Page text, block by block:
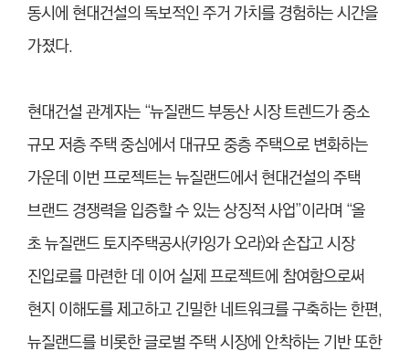
동시에 현대건설의 독보적인 주거 가치를 경험하는 시간을
가졌다.
현대건설 관계자는 “뉴질랜드 부동산 시장 트렌드가 중소
규모 저층 주택 중심에서 대규모 중층 주택으로 변화하는
가운데 이번 프로젝트는 뉴질랜드에서 현대건설의 주택
브랜드 경쟁력을 입증할 수 있는 상징적 사업”이라며 “올
초 뉴질랜드 토지주택공사(카잉가 오라)와 손잡고 시장
진입로를 마련한 데 이어 실제 프로젝트에 참여함으로써
현지 이해도를 제고하고 긴밀한 네트워크를 구축하는 한편,
뉴질랜드를 비롯한 글로벌 주택 시장에 안착하는 기반 또한